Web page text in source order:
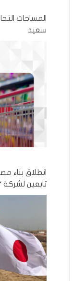
المساحات
سعيد
انطلاق بناء
تابعين لشركة